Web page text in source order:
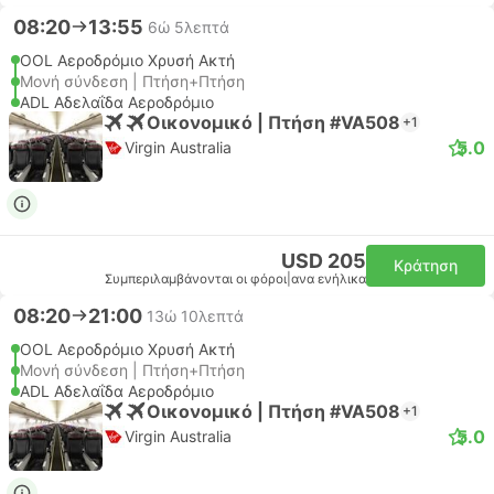
08:20 13:55 6ώ 5λεπτά
OOL Αεροδρόμιο Χρυσή Ακτή
Μονή σύνδεση | Πτήση+Πτήση
ADL Αδελαΐδα Αεροδρόμιο
Οικονομικό | Πτήση #VA508 +1
Virgin Australia 5.0
USD 205
Συμπεριλαμβάνονται οι φόροι ανα ενήλικα
Κράτηση
08:20 21:00 13ώ 10λεπτά
OOL Αεροδρόμιο Χρυσή Ακτή
Μονή σύνδεση | Πτήση+Πτήση
ADL Αδελαΐδα Αεροδρόμιο
Οικονομικό | Πτήση #VA508 +1
Virgin Australia 5.0